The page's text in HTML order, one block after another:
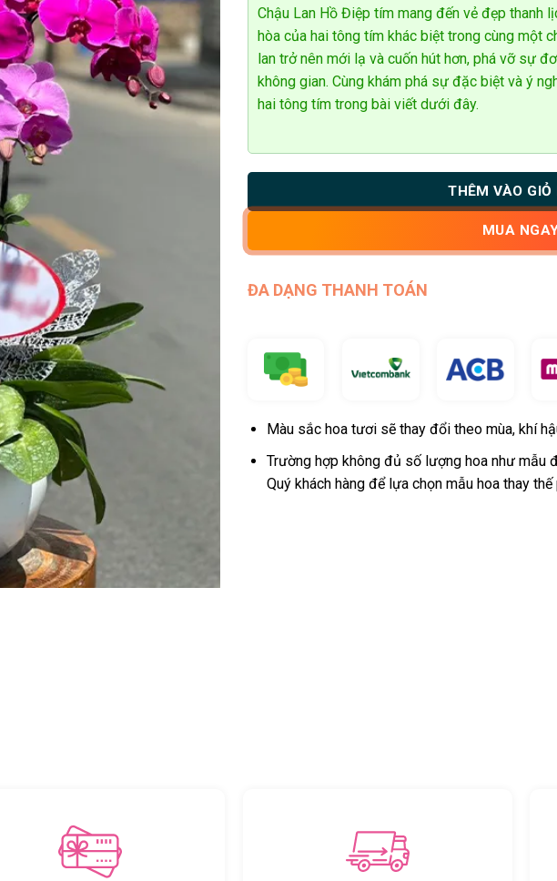
Chậu Lan Hồ Điệp tím mang đến vẻ đẹp
hòa của hai tông tím khác biệt trong cùng một
lan trở nên mới lạ và cuốn hút hơn, phá vỡ sự
không gian. Cùng khám phá sự đặc biệt và ý
hai tông tím trong bài viết dưới đây.
THÊM VÀO GIỎ
MUA
ĐA DẠNG THANH TOÁN
Màu sắc hoa tươi sẽ thay đổi theo mùa, khí
Trường hợp không đủ số lượng hoa như mẫu
Quý khách hàng để lựa chọn mẫu hoa thay thế